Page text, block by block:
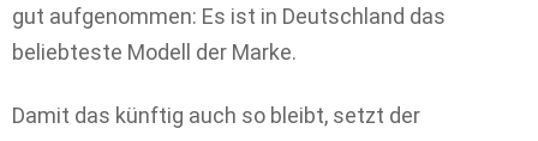
gut aufgenommen: Es ist in Deutschland das
beliebteste Modell der Marke.
Damit das künftig auch so bleibt, setzt der